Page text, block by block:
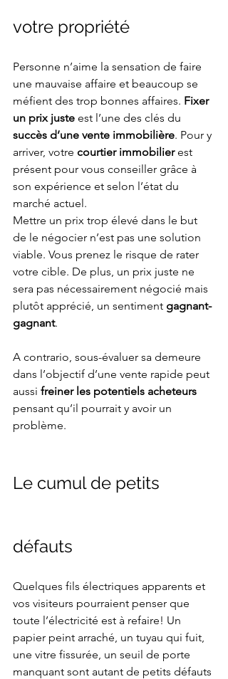
votre propriété
Personne n’aime la sensation de faire
une mauvaise affaire et beaucoup se
méfient des trop bonnes affaires. Fixer
un prix juste est l’une des clés du
succès d’une vente immobilière. Pour y
arriver, votre courtier immobilier est
présent pour vous conseiller grâce à
son expérience et selon l’état du
marché actuel.
Mettre un prix trop élevé dans le but
de le négocier n’est pas une solution
viable. Vous prenez le risque de rater
votre cible. De plus, un prix juste ne
sera pas nécessairement négocié mais
plutôt apprécié, un sentiment gagnant-
gagnant.
A contrario, sous-évaluer sa demeure
dans l’objectif d’une vente rapide peut
aussi freiner les potentiels acheteurs
pensant qu’il pourrait y avoir un
problème.
Le cumul de petits
défauts
Quelques fils électriques apparents et
vos visiteurs pourraient penser que
toute l’électricité est à refaire! Un
papier peint arraché, un tuyau qui fuit,
une vitre fissurée, un seuil de porte
manquant sont autant de petits défauts